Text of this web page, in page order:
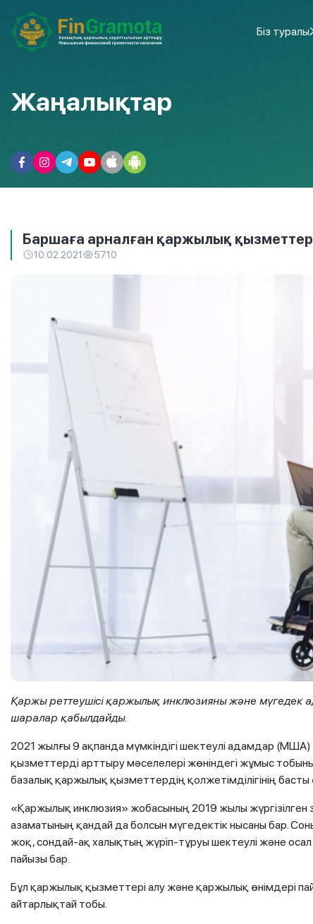
Біз туралы
Жаңалықтар
Баршаға арналған қаржылық
10.02.2021 5710
Қаржы реттеушісі қаржылық инклюзияны және мүгедек
шаралар қабылдайды.
2021 жылғы 9 ақпанда мүмкіндігі шектеулі адамдар
қызметтерді арттыру мәселелері жөніндегі жұмыс
базалық қаржылық қызметтердің қолжетімділігінің
«Қаржылық инклюзия» жобасының 2019 жылы
азаматының қандай да болсын мүгедектік нысаны бар.
жоқ, сондай-ақ халықтың жүріп-тұруы шектеулі және
пайызы бар.
Бұл қаржылық қызметтері алу және қаржылық өнімдері
айтарлықтай тобы.